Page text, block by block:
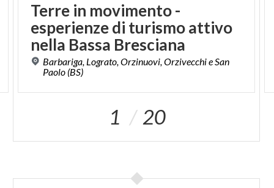
Terre in movimento -
esperienze di turismo attivo
nella Bassa Bresciana
Barbariga, Lograto, Orzinuovi, Orzivecchi e San
Paolo (BS)
1 20